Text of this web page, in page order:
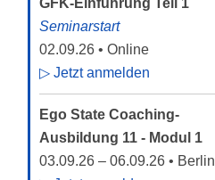
Seminarstart
02.09.26• Online
▷ Jetzt anmelden
Ego State Coaching-
Ausbildung 11 - Modul 1
03.09.26 – 06.09.26• Berlin